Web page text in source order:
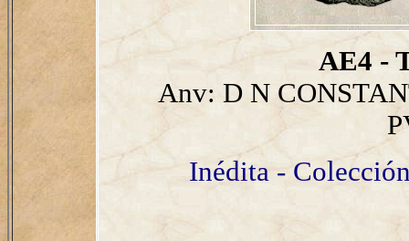
AE4 -
Anv: D N
Inédita -